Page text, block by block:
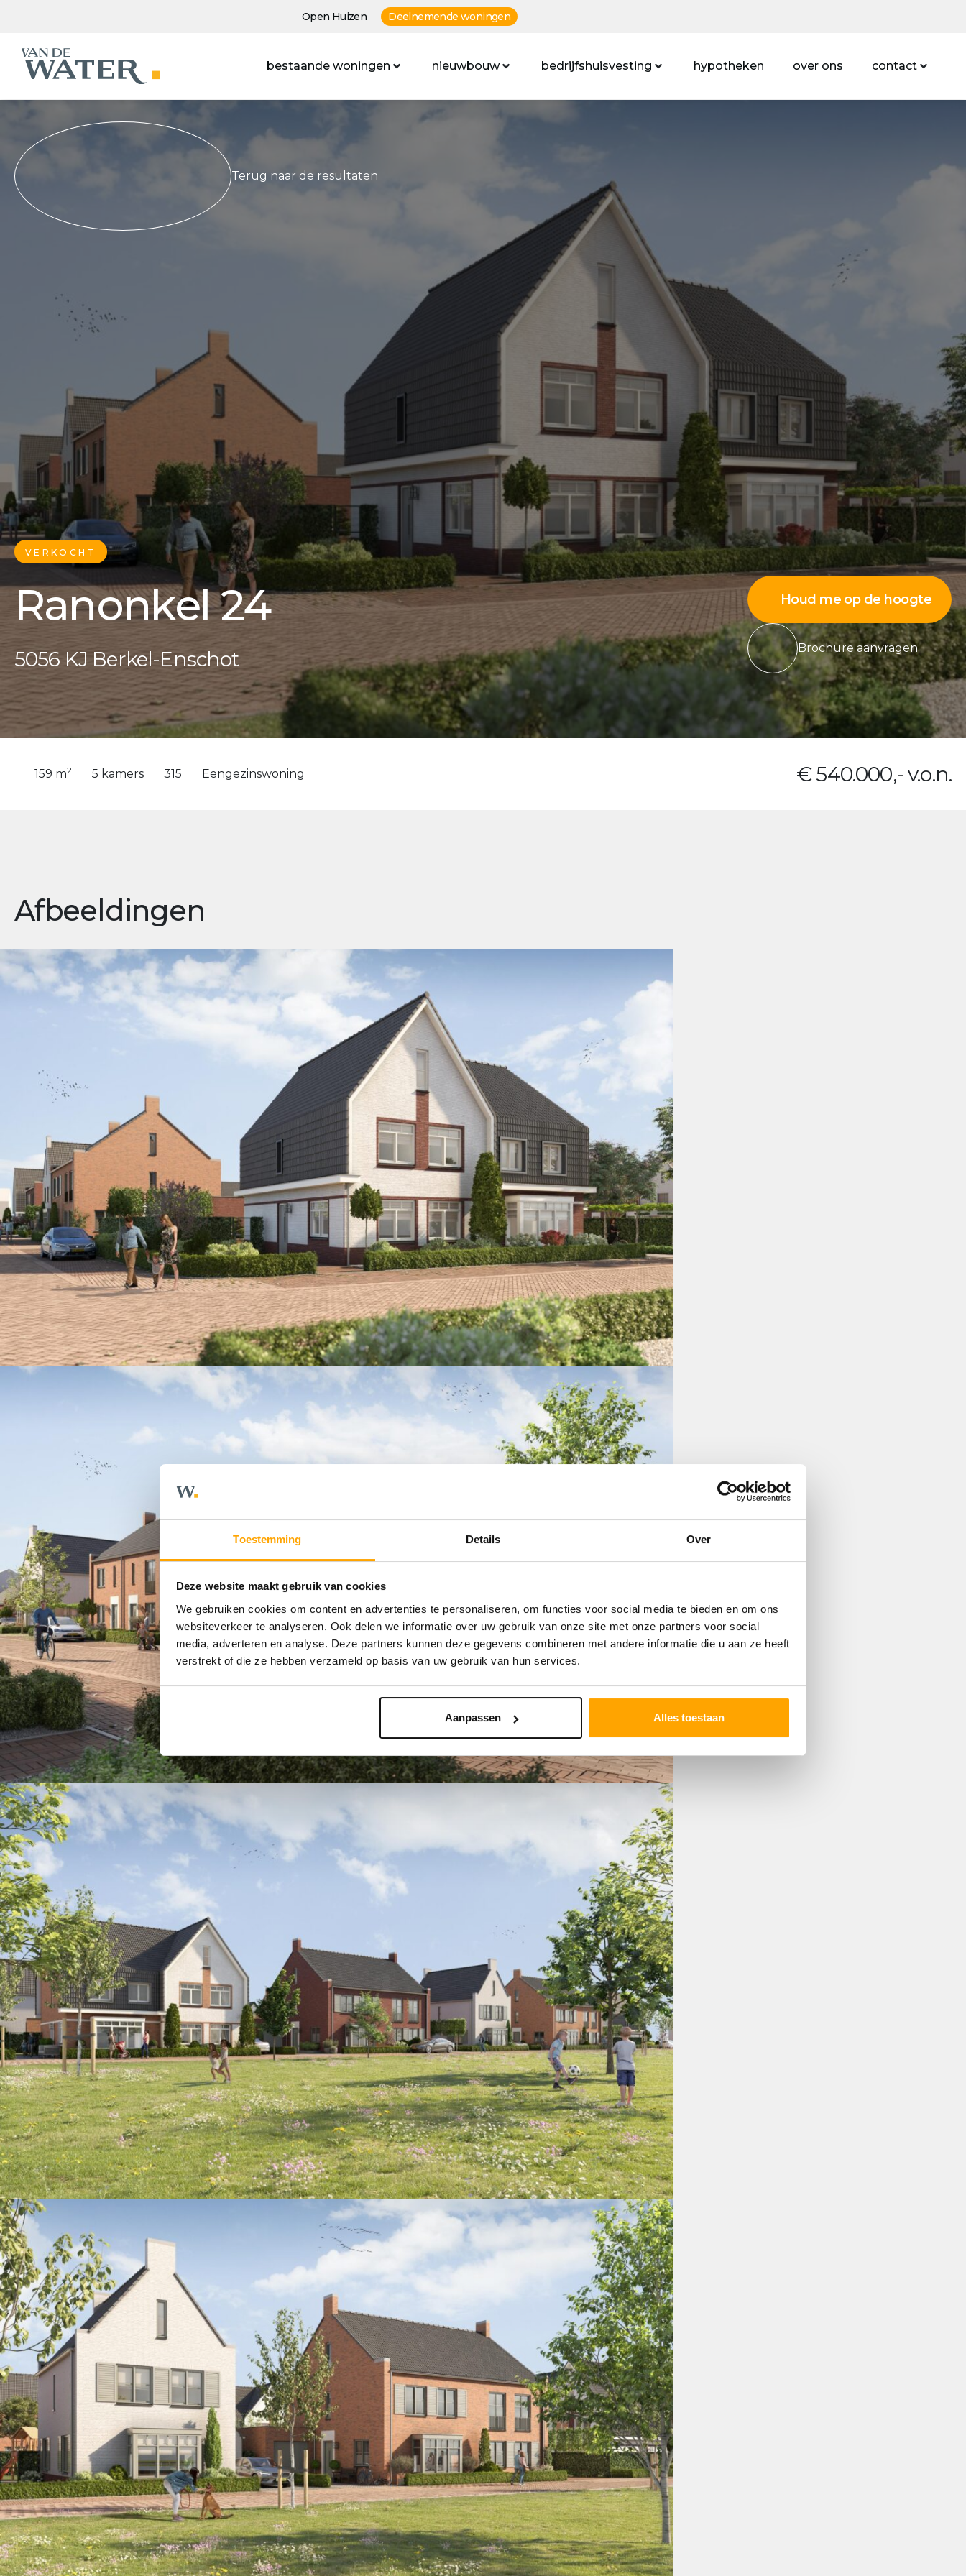
Toestemming Details Over
Deze website maakt gebruik van cookies
We gebruiken cookies om content en advertenties te personaliseren, om functies voor social media te bieden en om ons
websiteverkeer te analyseren. Ook delen we informatie over uw gebruik van onze site met onze partners voor social
media, adverteren en analyse. Deze partners kunnen deze gegevens combineren met andere informatie die u aan ze heeft
verstrekt of die ze hebben verzameld op basis van uw gebruik van hun services.
Aanpassen Alles toestaan
Open Huizen Deelnemende woningen
bestaande woningen nieuwbouw bedrijfshuisvesting hypotheken over ons contact
Terug naar de resultaten
VERKOCHT
Ranonkel 24
5056 KJ Berkel-Enschot
Houd me op de hoogte
Brochure aanvragen
159 m2 5 kamers 315 Eengezinswoning € 540.000,- v.o.n.
Afbeeldingen